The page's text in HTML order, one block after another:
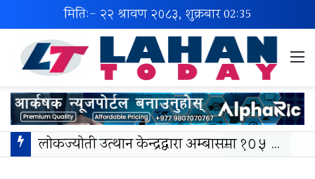
मिति:- २२ श्रावण २०८३, शुक्रबार02:35
लोकज्योती उत्थान केन्द्रद्वारा अम्बासमा १०५ विपन्न विद्यार्थीलाई शैक्षिक तथा खेलकुद सामग्री वितरण